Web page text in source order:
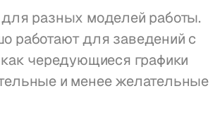
разных моделей работы.
работают для заведений с
чередующиеся графики
и менее желательные